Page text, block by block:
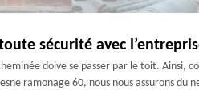
sécurité avec
doive se passer par le toit.
ramonage 60, nous nous assurons